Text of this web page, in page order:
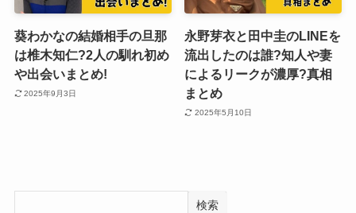
葵わかなの結婚相手の旦那
は椎木知仁?2人の馴れ初め
や出会いまとめ!
2025年9月3日
永野芽衣と田中圭のLINEを
流出したのは誰?知人や妻
によるリークが濃厚?真相
まとめ
2025年5月10日
検索